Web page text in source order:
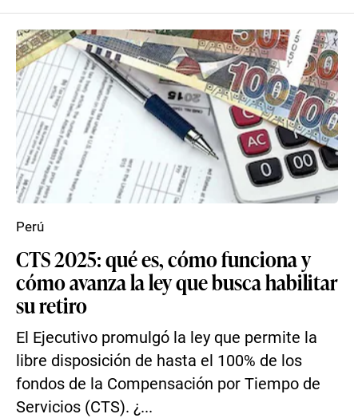
CTS 2025: qué es, cómo funciona y
cómo avanza la ley que busca habilitar
su retiro
El Ejecutivo promulgó la ley que permite la
libre disposición de hasta el 100% de los
fondos de la Compensación por Tiempo de
Servicios (CTS). ¿...
Perú